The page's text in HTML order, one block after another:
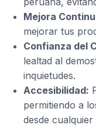
Mejora
mejorar tus
Confianza del
lealtad al
inquietudes.
Accesibilidad:
permitiendo a
desde cualquier